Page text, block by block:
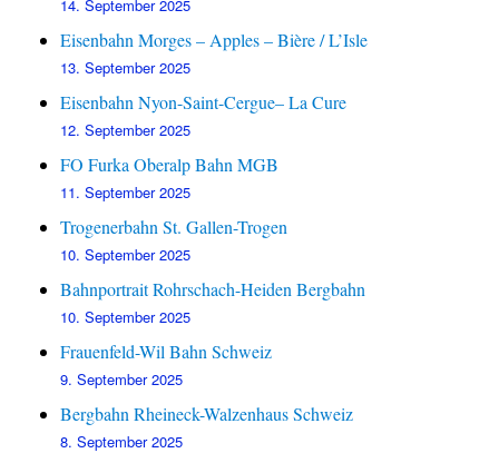
14. September 2025
Eisenbahn Morges – Apples – Bière / L’Isle
13. September 2025
Eisenbahn Nyon-Saint-Cergue– La Cure
12. September 2025
FO Furka Oberalp Bahn MGB
11. September 2025
Trogenerbahn St. Gallen-Trogen
10. September 2025
Bahnportrait Rohrschach-Heiden Bergbahn
10. September 2025
Frauenfeld-Wil Bahn Schweiz
9. September 2025
Bergbahn Rheineck-Walzenhaus Schweiz
8. September 2025